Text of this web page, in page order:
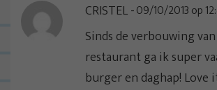
CRISTEL 09/10/2013 op
Sinds de verbouwing
restaurant ga ik super
burger en daghap! Love